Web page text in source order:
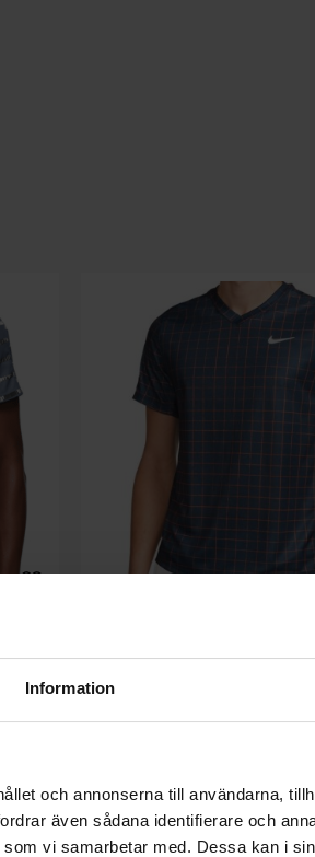
Information
och annonserna till användarna,
även sådana identifierare och
vi samarbetar med. Dessa kan i
Info